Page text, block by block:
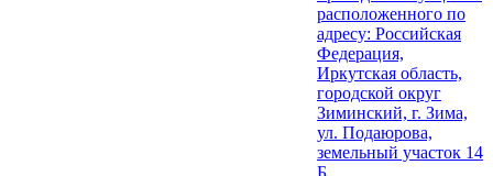
расположенного по
адресу: Российская
Федерация,
Иркутская область,
городской округ
Зиминский, г. Зима,
ул. Подаюрова,
земельный участок 14
Б